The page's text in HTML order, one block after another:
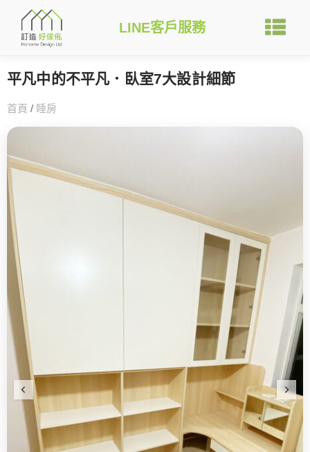
LINE客戶服務
平凡中的不平凡．臥室7大設計細節
首頁 / 睡房